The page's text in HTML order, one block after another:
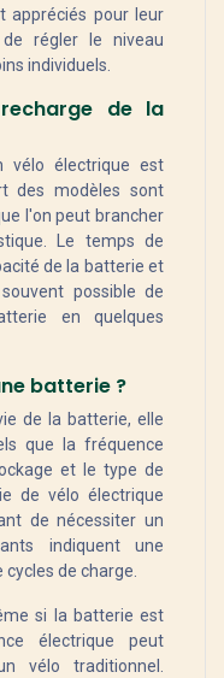
appréciés pour leur
régler le niveau
individuels.
de la
vélo électrique est
des modèles sont
l'on peut brancher
Le temps de
de la batterie et
possible de
en quelques
batterie ?
de la batterie, elle
que la fréquence
et le type de
de vélo électrique
de nécessiter un
indiquent une
de charge.
si la batterie est
électrique peut
vélo traditionnel.